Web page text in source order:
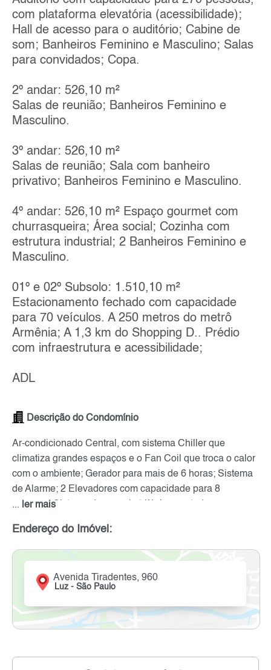
com plataforma elevatória (acessibilidade);
Hall de acesso para o auditório; Cabine de
som; Banheiros Feminino e Masculino; Salas
para convidados; Copa.
2º andar: 526,10 m²
Salas de reunião; Banheiros Feminino e
Masculino.
3º andar: 526,10 m²
Salas de reunião; Sala com banheiro
privativo; Banheiros Feminino e Masculino.
4º andar: 526,10 m² Espaço gourmet com
churrasqueira; Área social; Cozinha com
estrutura industrial; 2 Banheiros Feminino e
Masculino.
01º e 02º Subsolo: 1.510,10 m²
Estacionamento fechado com capacidade
para 70 veículos. A 250 metros do metrô
Armênia; A 1,3 km do Shopping D.. Prédio
com infraestrutura e acessibilidade;
ADL
Descrição do Condomínio
Ar-condicionado Central, com sistema Chiller que
climatiza grandes espaços e o Fan Coil que troca o calor
com o ambiente; Gerador para mais de 6 horas; Sistema
de Alarme; 2 Elevadores com capacidade para 8
pessoas; Sistema de energia trifásica em todos os
próximos ao Metrô Tiradentes Prédios Comerciais
próximos da Estação Luz Prédios Comerciais próximos
ao Metrô Luz Prédios Comerciais próximos ao Metrô São
Bento
... ler mais
Endereço do Imóvel:
Avenida Tiradentes, 960
Luz - São Paulo